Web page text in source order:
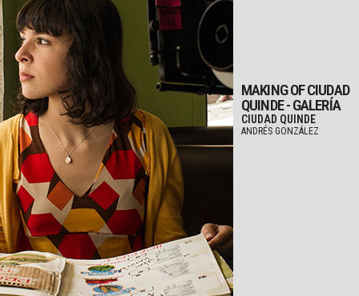
MAKING OF CIUDAD
QUINDE - GALERÍA
CIUDAD QUINDE
ANDRÉS GONZÁLEZ